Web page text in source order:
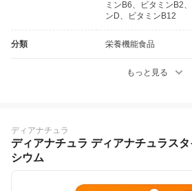
ミンB6、ビタミンB2
ンD、ビタミンB12
分類 栄養機能食品
もっと見る
ディアナチュラ
ディアナチュラ ディアナチュラス
シウム